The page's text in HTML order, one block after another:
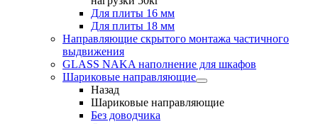
Для плиты 16 мм
Для плиты 18 мм
Направляющие скрытого монтажа частичного
выдвижения
GLASS NAKA наполнение для шкафов
Шариковые направляющие
Назад
Шариковые направляющие
Без доводчика